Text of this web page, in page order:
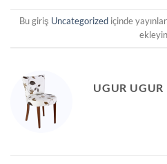
Bu giriş Uncategorizediçinde
UGUR UGUR